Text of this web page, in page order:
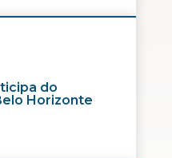
do
Horizonte